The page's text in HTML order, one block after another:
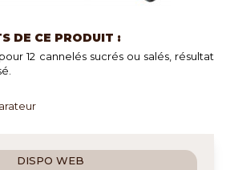
DE CE PRODUIT :
12 cannelés sucrés ou salés, résultat
DISPO WEB